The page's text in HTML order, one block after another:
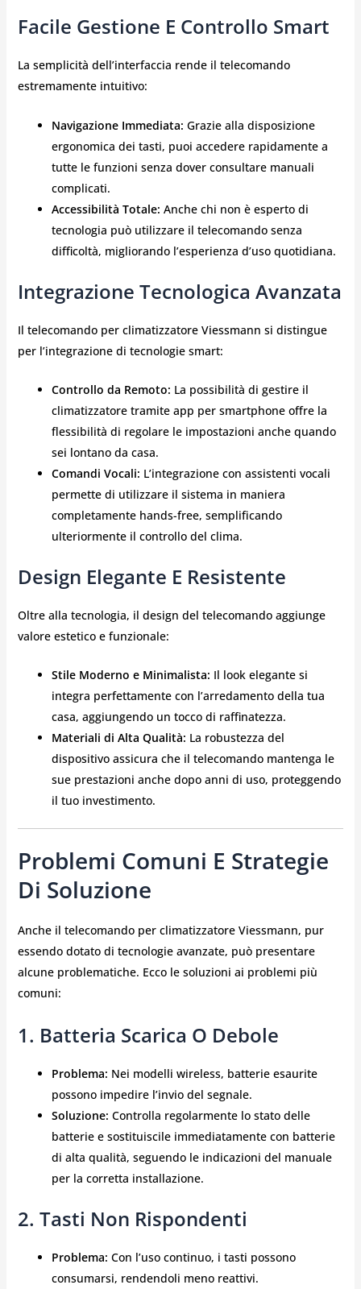
Facile Gestione E Controllo Smart
La semplicità dell’interfaccia rende il telecomando
estremamente intuitivo:
Navigazione Immediata: Grazie alla disposizione
ergonomica dei tasti, puoi accedere rapidamente a
tutte le funzioni senza dover consultare manuali
complicati.
Accessibilità Totale: Anche chi non è esperto di
tecnologia può utilizzare il telecomando senza
difficoltà, migliorando l’esperienza d’uso quotidiana.
Integrazione Tecnologica Avanzata
Il telecomando per climatizzatore Viessmann si distingue
per l’integrazione di tecnologie smart:
Controllo da Remoto: La possibilità di gestire il
climatizzatore tramite app per smartphone offre la
flessibilità di regolare le impostazioni anche quando
sei lontano da casa.
Comandi Vocali: L’integrazione con assistenti vocali
permette di utilizzare il sistema in maniera
completamente hands-free, semplificando
ulteriormente il controllo del clima.
Design Elegante E Resistente
Oltre alla tecnologia, il design del telecomando aggiunge
valore estetico e funzionale:
Stile Moderno e Minimalista: Il look elegante si
integra perfettamente con l’arredamento della tua
casa, aggiungendo un tocco di raffinatezza.
Materiali di Alta Qualità: La robustezza del
dispositivo assicura che il telecomando mantenga le
sue prestazioni anche dopo anni di uso, proteggendo
il tuo investimento.
Problemi Comuni E Strategie
Di Soluzione
Anche il telecomando per climatizzatore Viessmann, pur
essendo dotato di tecnologie avanzate, può presentare
alcune problematiche. Ecco le soluzioni ai problemi più
comuni:
1. Batteria Scarica O Debole
Problema: Nei modelli wireless, batterie esaurite
possono impedire l’invio del segnale.
Soluzione: Controlla regolarmente lo stato delle
batterie e sostituiscile immediatamente con batterie
di alta qualità, seguendo le indicazioni del manuale
per la corretta installazione.
2. Tasti Non Rispondenti
Problema: Con l’uso continuo, i tasti possono
consumarsi, rendendoli meno reattivi.